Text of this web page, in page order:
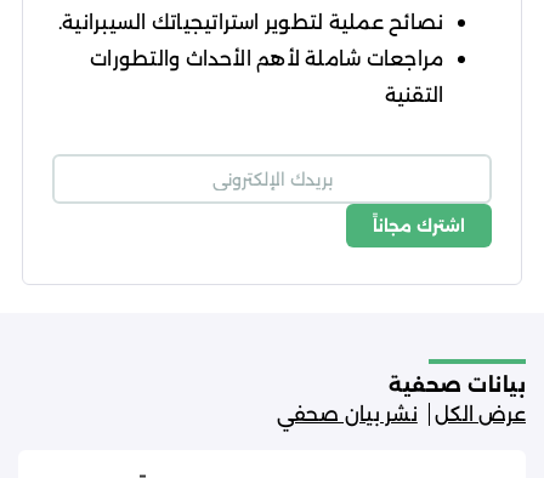
نصائح عملية لتطوير استراتيجياتك السيبرانية.
مراجعات شاملة لأهم الأحداث والتطورات
التقنية
اشترك مجاناً
بيانات صحفية
عرض الكل
نشر بيان صحفي